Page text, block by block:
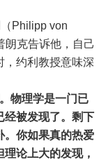
Philipp von
朗克告诉他，自己
，约利教授意味深
物理学是一门已
经被发现了。剩下
。你如果真的热爱
论上大的发现，